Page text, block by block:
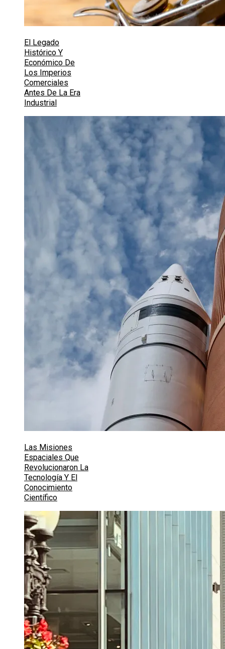
El Legado
Histórico Y
Económico De
Los Imperios
Comerciales
Antes De La Era
Industrial
Las Misiones
Espaciales Que
Revolucionaron La
Tecnología Y El
Conocimiento
Científico